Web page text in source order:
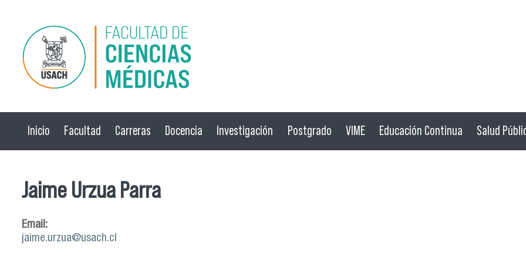
Pasar al contenido principal
Inicio Facultad Carreras Docencia Investigación Postgrado VIME Educación Continua Salud
Jaime Urzua Parra
Email:
jaime.urzua@usach.cl